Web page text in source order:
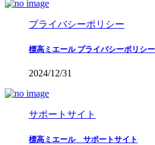
プライバシーポリシー
標高ミエール プライバシーポリシー
2024/12/31
サポートサイト
標高ミエール サポートサイト